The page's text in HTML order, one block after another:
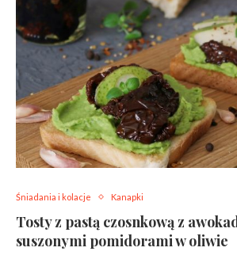
Śniadania i kolacje Kanapki
Tosty z pastą czosnkową z
suszonymi pomidorami w oliwie